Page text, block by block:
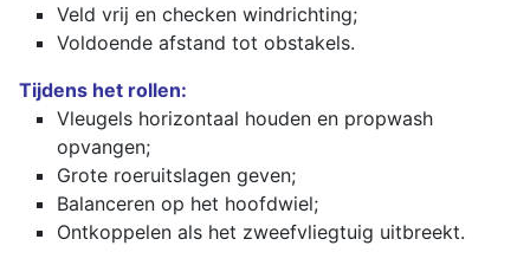
Veld vrij en checken windrichting;
Voldoende afstand tot obstakels.
Tijdens het rollen:
Vleugels horizontaal houden en propwash
opvangen;
Grote roeruitslagen geven;
Balanceren op het hoofdwiel;
Ontkoppelen als het zweefvliegtuig uitbreekt.